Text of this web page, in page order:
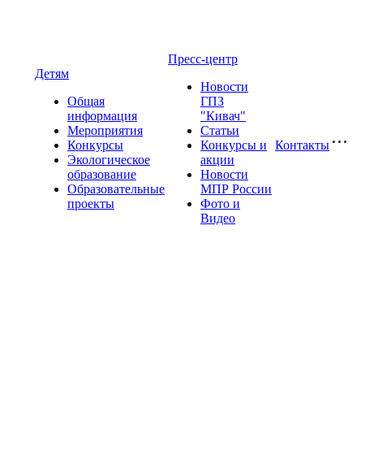
Детям
Общая
информация
Мероприятия
Конкурсы
Экологическое
образование
Образовательные
проекты
Пресс-центр
Новости
ГПЗ
"Кивач"
Статьи
Конкурсы и
акции
Новости
МПР России
Фото и
Видео
Контакты